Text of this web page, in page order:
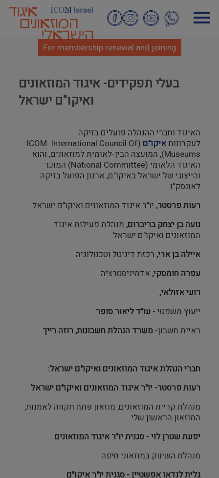
Skip
For membership renewal and joining
בעלי תפקידים- איגוד המוזאונים
ואיקו"ם ישראל
האיגוד וחברי ההנהלה פועלים בזיקה
לעקרונותאיקו"ם (ICOM: International Council Of
Museums), המועצה הבין-לאומית למוזאונים, והוא
האיגוד הלאומי (National Committee) המוכר
והייצוגי של ישראל באיקו"ם, ארגון הפועל בזיקה
לאונסק"ו.
רעות פרסטר, יו"ר איגוד המוזאונים ואיקו"ם ישראל
נועה בן יצחק בריברום, מנהלת פעילות איגוד
המוזאונים ואיקו"ם ישראל
איילה בן ארי, רכזת דיגיטל וטכנולוגיה
עפרה חומסקי,אדמיניסטרציה
רועי אזולאי,
ייעוץ משפטי - עו"ד ליאור סופר
ראיית חשבון- משרד הנהלת חשבונות, רוזה רייך
חברי הנהלת איגוד המוזאונים ואיקו"ם ישראל:
רעות פרסטר- יו"ר איגוד המוזאונים ואיקו"ם ישראל
מנהלת קריית המוזאונים, מוזאון פתח תקווה לאמנות,
המוזאון הראשון שלי
יפעת שטרן לוי - סגנית יו"ר איגוד המוזאונים
מנהלת השיווק במוזאוני חיפה
גלית לנדאו אפשטיין - סגנית יו"ר איקו"ם